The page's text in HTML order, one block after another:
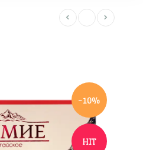
-10%
HIT